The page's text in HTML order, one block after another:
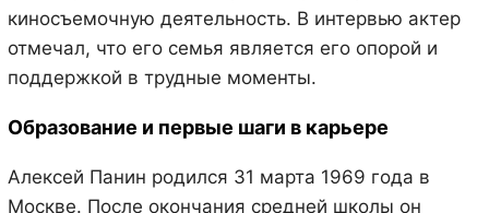
киносъемочную деятельность. В интервью актер
отмечал, что его семья является его опорой и
поддержкой в трудные моменты.
Образование и первые шаги в карьере
Алексей Панин родился 31 марта 1969 года в
Москве. После окончания средней школы он